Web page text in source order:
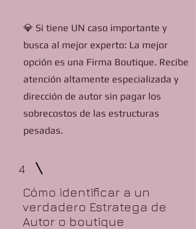
💎 Si tiene UN caso importante y
busca al mejor experto: La mejor
opción es una Firma Boutique. Recibe
atención altamente especializada y
dirección de autor sin pagar los
sobrecostos de las estructuras
pesadas.
4
Cómo identificar a un
verdadero Estratega de
Autor o boutique